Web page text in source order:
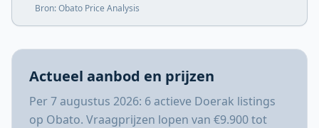
Bron: Obato Price Analysis
Actueel aanbod en prijzen
Per 7 augustus 2026: 6 actieve Doerak listings
op Obato. Vraagprijzen lopen van €9.900 tot